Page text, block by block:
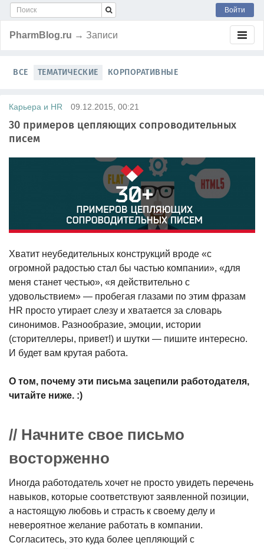
Войти
PharmBlog.ru → Записи
ВСЕ ТЕМАТИЧЕСКИЕ КОРПОРАТИВНЫЕ
Карьера и HR 09.12.2015, 00:21
30 примеров цепляющих сопроводительных
писем
Хватит неубедительных конструкций вроде «с
огромной радостью стал бы частью компании», «для
меня станет честью», «я действительно с
удовольствием» — пробегая глазами по этим фразам
HR просто утирает слезу и хватается за словарь
синонимов. Разнообразие, эмоции, истории
(сторителлеры, привет!) и шутки — пишите интересно.
И будет вам крутая работа.
О том, почему эти письма зацепили работодателя,
читайте ниже. :)
// Начните свое письмо
восторженно
Иногда работодатель хочет не просто увидеть перечень
навыков, которые соответствуют заявленной позиции,
а настоящую любовь и страсть к своему делу и
невероятное желание работать в компании.
Согласитесь, это куда более цепляющий с